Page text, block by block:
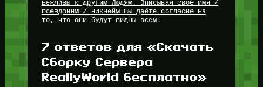
вежливы к другим Людям. Вписывая своё имя /
псевдоним / никнейм Вы даёте согласие на
то, что они будут видны всем.
7 ответов для «Скачать
Сборку Сервера
ReallyWorld бесплатно»